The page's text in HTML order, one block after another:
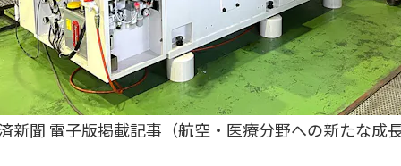
新聞 電子版掲載記事（航空・医療分野への新たな成